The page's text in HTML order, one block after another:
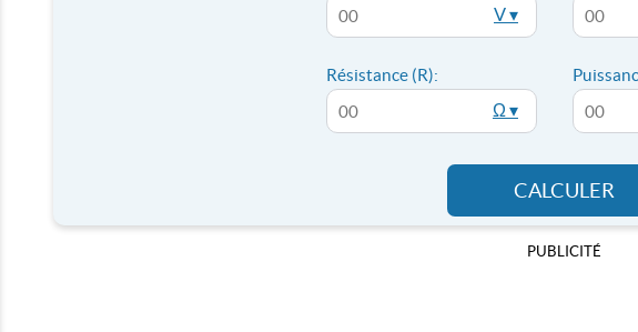
V ▾
Résistance (R):
Ω ▾
CALCULER
PUBLICITÉ